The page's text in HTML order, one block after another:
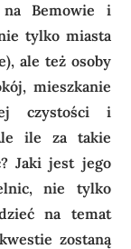
na Bemowie i
tylko miasta
ale też osoby
mieszkanie
czystości i
ile za takie
Jaki jest jego
nie tylko
na temat
zostaną